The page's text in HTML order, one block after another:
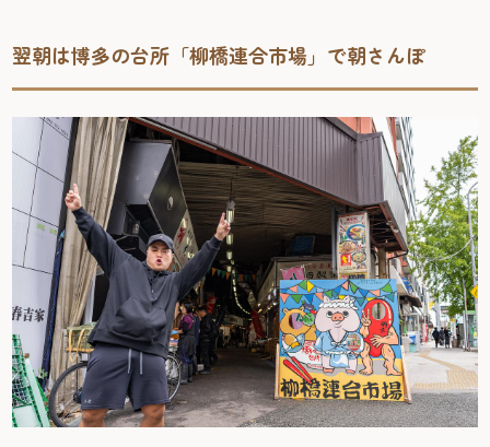
翌朝は博多の台所「柳橋連合市場」で朝さんぽ